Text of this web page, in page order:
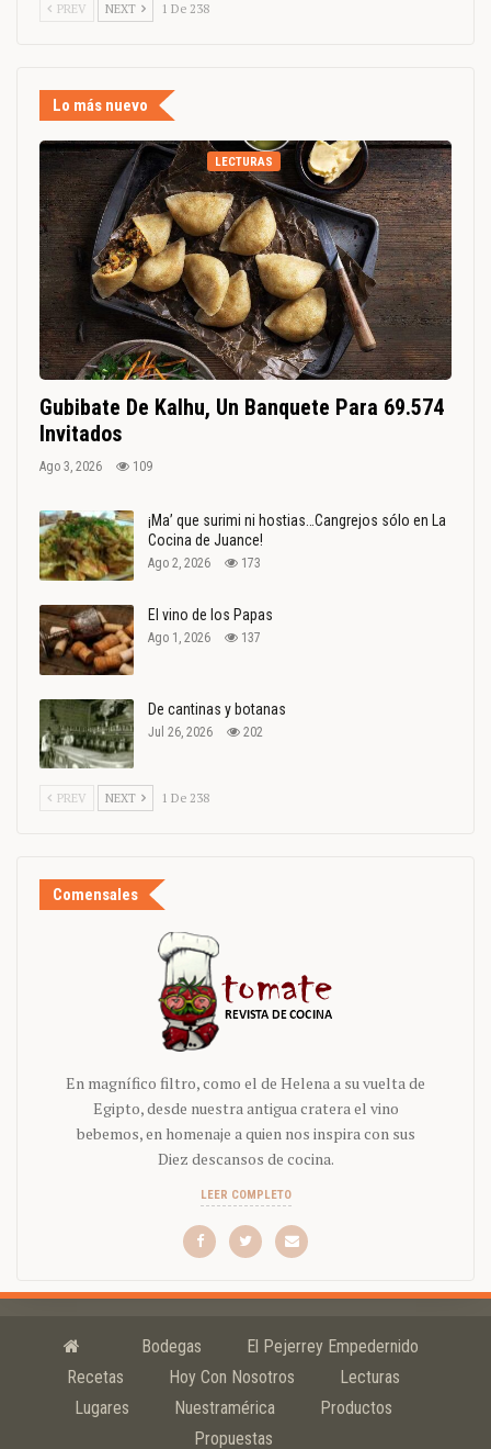
PREV NEXT 1 De 238
Lo más nuevo
LECTURAS
Gubibate De Kalhu, Un Banquete Para 69.574
Invitados
Ago 3, 2026 109
¡Ma’ que surimi ni hostias…Cangrejos sólo en La
Cocina de Juance!
Ago 2, 2026 173
El vino de los Papas
Ago 1, 2026 137
De cantinas y botanas
Jul 26, 2026 202
PREV NEXT 1 De 238
Comensales
En magnífico filtro, como el de Helena a su vuelta de
Egipto, desde nuestra antigua cratera el vino
bebemos, en homenaje a quien nos inspira con sus
Diez descansos de cocina.
LEER COMPLETO
Bodegas
El Pejerrey Empedernido
Recetas
Hoy Con Nosotros
Lecturas
Lugares
Nuestramérica
Productos
Propuestas